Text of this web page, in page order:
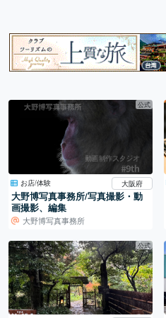
公式
お店/体験 大阪府
大野博写真事務所/写真撮影・動
画撮影、編集
大野博写真事務所
公式